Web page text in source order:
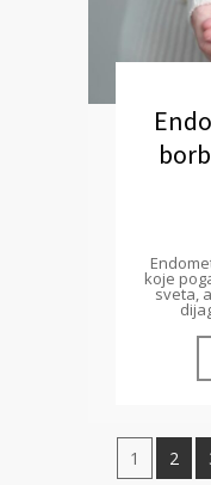
koje
sveta,
1 2